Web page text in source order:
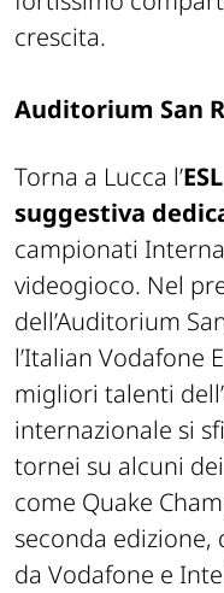
crescita.
Auditorium San
Torna a Lucca l’
suggestiva
campionati
videogioco. Nel
dell’Auditorium
l’Italian Vodafone
migliori talenti
internazionale si
tornei su alcuni
come Quake
seconda edizione,
da Vodafone e